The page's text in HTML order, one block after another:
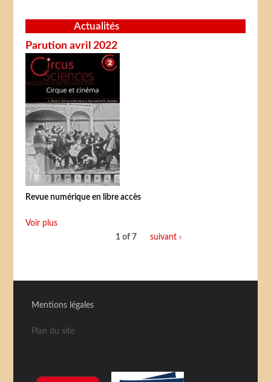
Actualités
Parution avril 2022
Revue numérique en libre accès
Voir plus
1 of 7
suivant ›
Mentions légales
Plan du site